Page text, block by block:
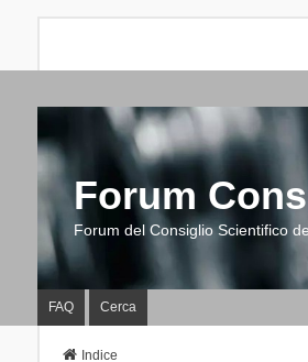
Forum
Forum del Consiglio Scientifico
FAQ Cerca
Indice